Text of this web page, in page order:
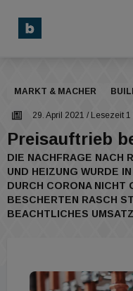
MARKT & MACHER
29. April 2021 / Lesezeit 1
Preisauftrieb
DIE NACHFRAGE NACH
UND HEIZUNG WURDE
DURCH CORONA NICHT
BESCHERTEN RASCH
BEACHTLICHES